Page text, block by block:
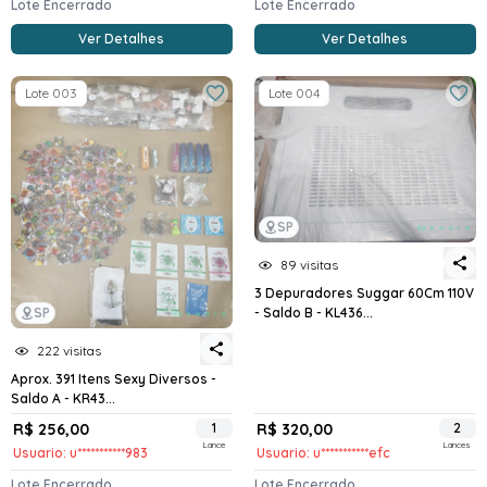
Lote Encerrado
Ver Detalhes
Lote Encerrado
Ver Detalhes
SP
Lote 003
222 visitas
Aprox. 391 Itens Sexy Diversos -
Saldo A - KR43...
R$ 256,00
Usuario: u***********983
1
Lance
SP
Lote 004
89 visitas
3 Depuradores Suggar 60Cm 110V
- Saldo B - KL436...
R$ 320,00
Usuario: u***********efc
2
Lances